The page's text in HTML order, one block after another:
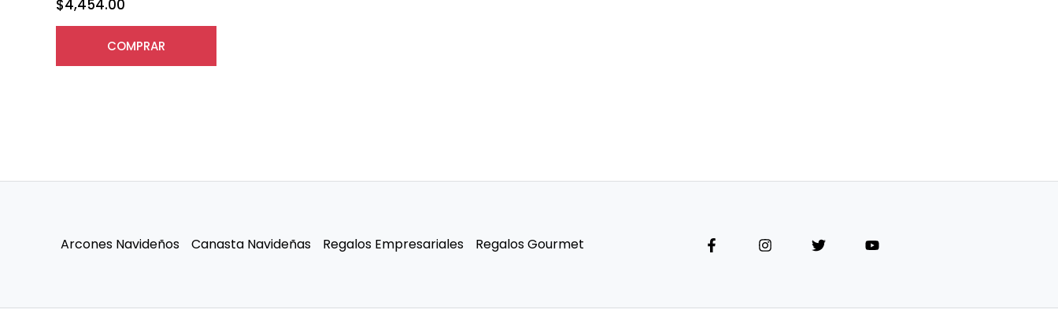
$4,454.00
COMPRAR
Arcones Navideños Canasta Navideñas Regalos Empresariales Regalos Gourmet